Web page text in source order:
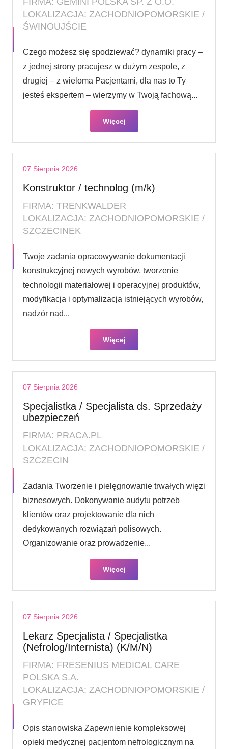
LOKALIZACJA: ZACHODNIOPOMORSKIE /
ŚWINOUJŚCIE
Czego możesz się spodziewać? dynamiki pracy –
z jednej strony pracujesz w dużym zespole, z
drugiej – z wieloma Pacjentami, dla nas to Ty
jesteś ekspertem – wierzymy w Twoją fachową...
Więcej
07 Sierpnia 2026
Konstruktor / technolog (m/k)
FIRMA: TRENKWALDER
LOKALIZACJA: ZACHODNIOPOMORSKIE /
SZCZECINEK
Twoje zadania opracowywanie dokumentacji
konstrukcyjnej nowych wyrobów, tworzenie
technologii materiałowej i operacyjnej produktów,
modyfikacja i optymalizacja istniejących wyrobów,
nadzór nad...
Więcej
07 Sierpnia 2026
Specjalistka / Specjalista ds. Sprzedaży
ubezpieczeń
FIRMA: PRACA.PL
LOKALIZACJA: ZACHODNIOPOMORSKIE /
SZCZECIN
Zadania Tworzenie i pielęgnowanie trwałych więzi
biznesowych. Dokonywanie audytu potrzeb
klientów oraz projektowanie dla nich
dedykowanych rozwiązań polisowych.
Organizowanie oraz prowadzenie...
Więcej
07 Sierpnia 2026
Lekarz Specjalista / Specjalistka
(Nefrolog/Internista) (K/M/N)
FIRMA: FRESENIUS MEDICAL CARE
POLSKA S.A.
LOKALIZACJA: ZACHODNIOPOMORSKIE /
GRYFICE
Opis stanowiska Zapewnienie kompleksowej
opieki medycznej pacjentom nefrologicznym na